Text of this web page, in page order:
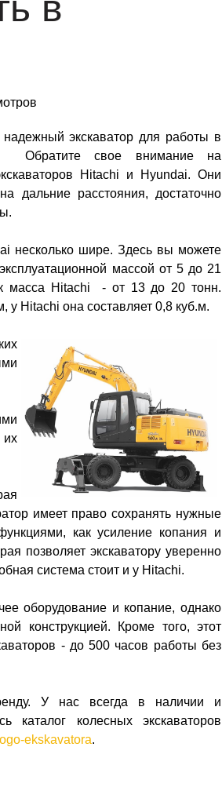
экскаватор для работы в
Обратите свое внимание на
Hitachi и Hyundai. Они
дальние расстояния, достаточно
несколько шире. Здесь вы можете
массой от 5 до 21
масса Hitachi - от 13 до 20 тонн.
Hitachi она составляет 0,8 куб.м.
их
имеет право сохранять нужные
как усиление копания и
позволяет экскаватору уверенно
система стоит и у Hitachi.
оборудование и копание, однако
конструкцией. Кроме того, этот
- до 500 часов работы без
У нас всегда в наличии и
колесных экскаваторов
ekskavatora.